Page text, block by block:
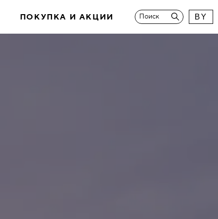
ПОКУПКА И АКЦИИ Поиск BY